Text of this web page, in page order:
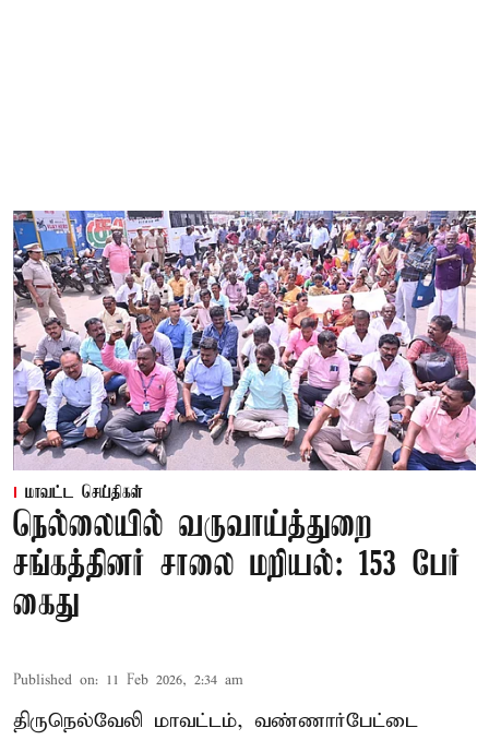
மாவட்ட செய்திகள்
நெல்லையில் வருவாய்த்துறை
சங்கத்தினர் சாலை மறியல்: 153 பேர்
கைது
Published on: 11 Feb 2026, 2:34 am
திருநெல்வேலி மாவட்டம், வண்ணார்பேட்டை